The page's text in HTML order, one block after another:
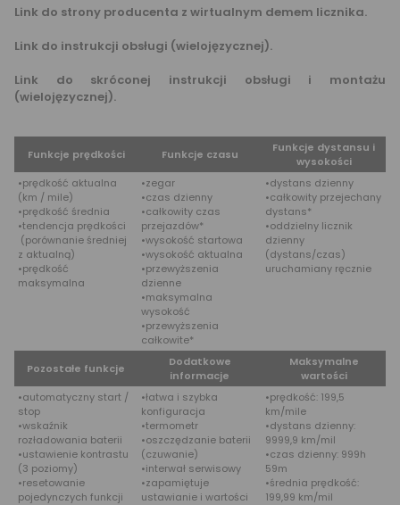
Link do strony producenta z wirtualnym demem licznika.
Link do instrukcji obsługi (wielojęzycznej).
Link do skróconej instrukcji obsługi i montażu
(wielojęzycznej).
Funkcje prędkości Funkcje czasu
Funkcje dystansu i
wysokości
•prędkość aktualna
(km / mile)
•prędkość średnia
•tendencja prędkości
(porównanie średniej
z aktualną)
•prędkość
maksymalna
•zegar
•czas dzienny
•całkowity czas
przejazdów*
•wysokość startowa
•wysokość aktualna
•przewyższenia
dzienne
•maksymalna
wysokość
•przewyższenia
całkowite*
•dystans dzienny
•całkowity przejechany
dystans*
•oddzielny licznik
dzienny
(dystans/czas)
uruchamiany ręcznie
Pozostałe funkcje
Dodatkowe
informacje
Maksymalne
wartości
•automatyczny start /
stop
•wskaźnik
rozładowania baterii
•ustawienie kontrastu
(3 poziomy)
•resetowanie
pojedynczych funkcji
•łatwa i szybka
konfiguracja
•termometr
•oszczędzanie baterii
(czuwanie)
•interwał serwisowy
•zapamiętuje
ustawianie i wartości
•prędkość: 199,5
km/mile
•dystans dzienny:
9999,9 km/mil
•czas dzienny: 999h
59m
•średnia prędkość:
199,99 km/mil